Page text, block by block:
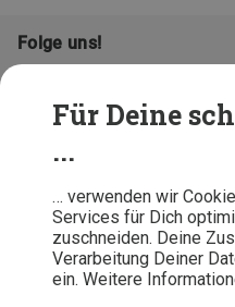
Für Deine
...
… verwenden wir
Services für Dich
zuschneiden. Deine
Verarbeitung Deiner
ein. Weitere
Folge uns!